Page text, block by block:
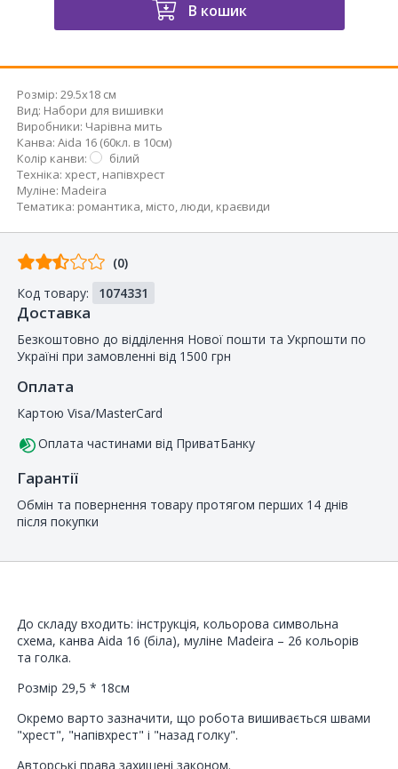
В кошик
Розмір: 29.5x18 см
Вид: Набори для вишивки
Виробники: Чарівна мить
Канва: Aida 16 (60кл. в 10см)
Колір канви:
білий
Техніка: хрест, напівхрест
Муліне: Madeira
Тематика: романтика, місто,люди, краєвиди
Відгуків
покупців
(0)
Код товару:
1074331
Доставка
Безкоштовно до відділення Нової пошти та Укрпошти по
Україні при замовленні від 1500 грн
Оплата
Картою Visa/MasterCard
Оплата частинами від ПриватБанку
Гарантії
Обмін та повернення товару протягом перших 14 днів
після покупки
До складу входить: інструкція, кольорова символьна
схема, канва Aida 16 (біла), муліне Madeira – 26 кольорів
та голка.
Розмір 29,5 * 18см
Окремо варто зазначити, що робота вишивається швами
"хрест", "напівхрест" і "назад голку".
Авторські права захищені законом.